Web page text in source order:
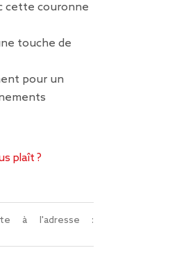
cette couronne
touche de
pour un
plaît ?
à l'adresse :